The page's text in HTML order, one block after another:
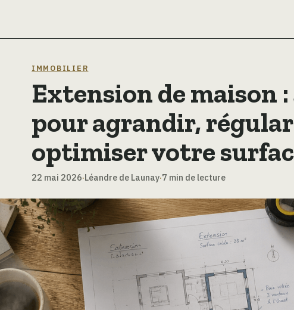
IMMOBILIER
Extension de maison
pour agrandir,
optimiser votre
22 mai 2026·Léandre de Launay·7 min de lecture